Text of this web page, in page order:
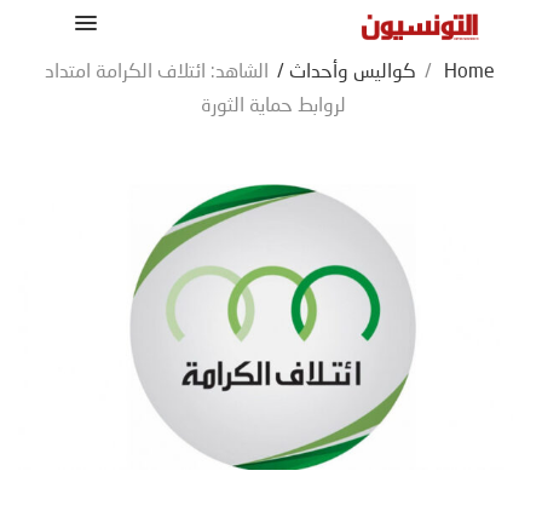
Home
/ كواليس وأحداث /
الشاهد: ائتلاف الكرامة امتداد
لروابط حماية الثورة